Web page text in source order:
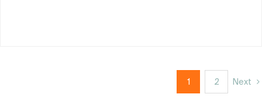
1 2 Next